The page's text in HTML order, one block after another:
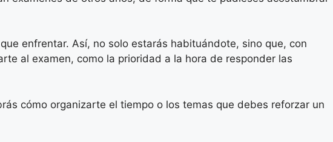
enfrentar. Así, no solo estarás habituándote, sino que, con
al examen, como la prioridad a la hora de responder las
cómo organizarte el tiempo o los temas que debes reforzar un